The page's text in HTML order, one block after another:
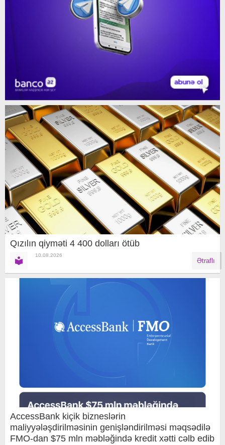
Qızılın qiyməti 4 400 dolları ötüb
10.08.2026
Ətraflı
AccessBank kiçik bizneslərin
maliyyələşdirilməsinin genişləndirilməsi məqsədilə
FMO-dan $75 mln məbləğində kredit xətti cəlb edib